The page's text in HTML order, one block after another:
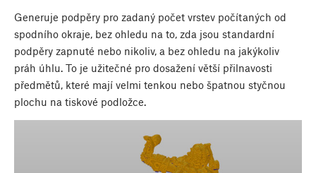
Generuje podpěry pro zadaný počet vrstev počítaných od
spodního okraje, bez ohledu na to, zda jsou standardní
podpěry zapnuté nebo nikoliv, a bez ohledu na jakýkoliv
práh úhlu. To je užitečné pro dosažení větší přilnavosti
předmětů, které mají velmi tenkou nebo špatnou styčnou
plochu na tiskové podložce.